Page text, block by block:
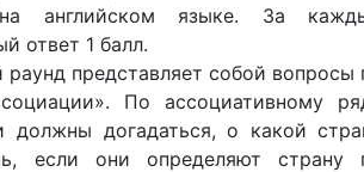
английском языке. За
ответ 1 балл.
раунд представляет собой вопросы
По ассоциативному
должны догадаться, о какой
если они определяют страну